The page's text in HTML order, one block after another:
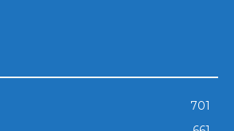
701